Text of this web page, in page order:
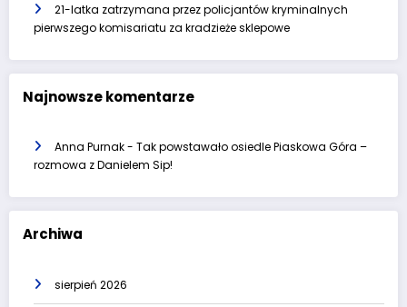
21-latka zatrzymana przez policjantów kryminalnych
pierwszego komisariatu za kradzieże sklepowe
Najnowsze komentarze
Anna Purnak- Tak powstawało osiedle Piaskowa Góra –
rozmowa z Danielem Sip!
Archiwa
sierpień 2026